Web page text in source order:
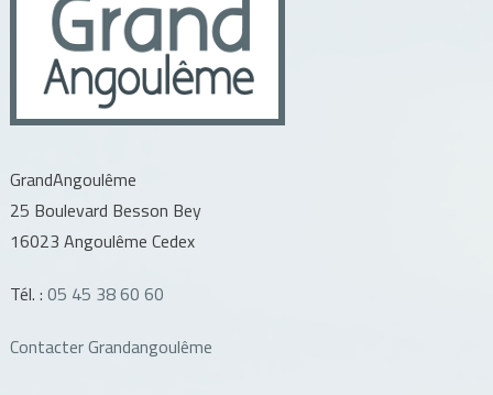
GrandAngoulême
25 Boulevard Besson Bey
16023 Angoulême Cedex
Tél. : 05 45 38 60 60
Contacter Grandangoulême